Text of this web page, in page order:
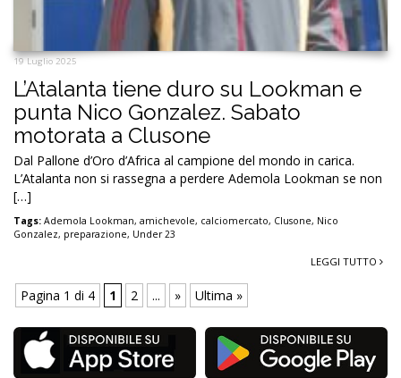
19 Luglio 2025
L’Atalanta tiene duro su Lookman e
punta Nico Gonzalez. Sabato
motorata a Clusone
Dal Pallone d’Oro d’Africa al campione del mondo in carica.
L’Atalanta non si rassegna a perdere Ademola Lookman se non
[…]
Tags: Ademola Lookman, amichevole, calciomercato, Clusone, Nico
Gonzalez, preparazione, Under 23
LEGGI TUTTO
Pagina 1 di 4 1 2 ... » Ultima »